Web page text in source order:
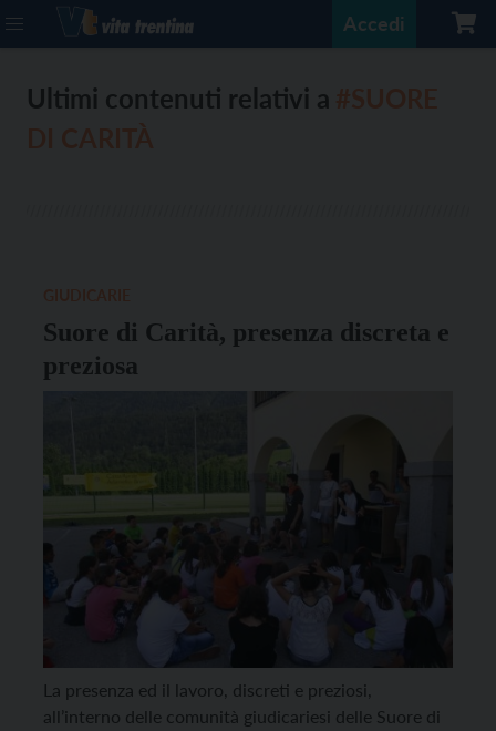
Accedi
Ultimi contenuti relativi a
Suore di Carità, presenza discreta e
preziosa
La presenza ed il lavoro, discreti e preziosi,
all’interno delle comunità giudicariesi delle Suore di